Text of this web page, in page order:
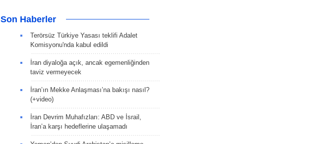
Son Haberler
Terörsüz Türkiye Yasası teklifi Adalet
Komisyonu'nda kabul edildi
İran diyaloğa açık, ancak egemenliğinden
taviz vermeyecek
İran’ın Mekke Anlaşması’na bakışı nasıl?
(+video)
İran Devrim Muhafızları: ABD ve İsrail,
İran’a karşı hedeflerine ulaşamadı